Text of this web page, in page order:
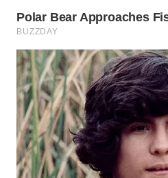
SUMEDANG
WN
CIANJUR
WN
KEPULAUAN
SERIBU